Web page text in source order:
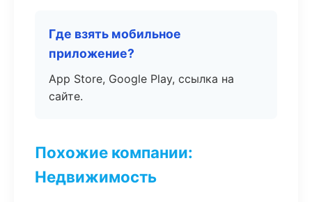
Где взять мобильное
приложение?
App Store, Google Play, ссылка на
сайте.
Похожие компании:
Недвижимость